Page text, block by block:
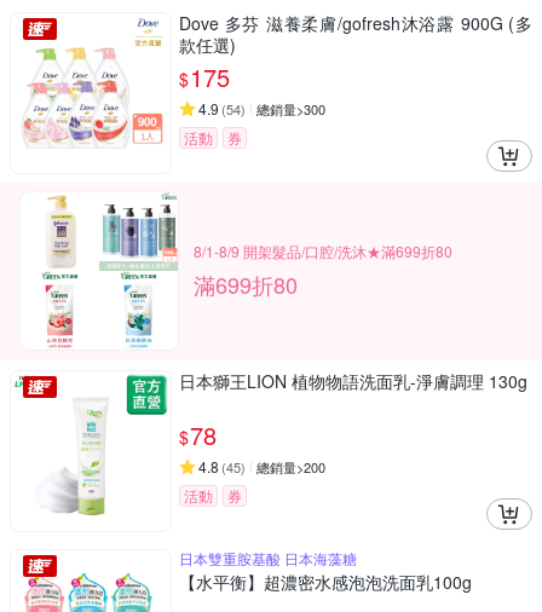
Dove 多芬 滋養柔膚/gofresh沐浴露 900G (多
款任選)
$175
4.9 (54) 總銷量>300
活動 券
8/1-8/9 開架髮品/口腔/洗沐★滿699折80
滿699折80
日本獅王LION 植物物語洗面乳-淨膚調理 130g
$78
4.8 (45) 總銷量>200
活動 券
日本雙重胺基酸 日本海藻糖
【水平衡】超濃密水感泡泡洗面乳100g